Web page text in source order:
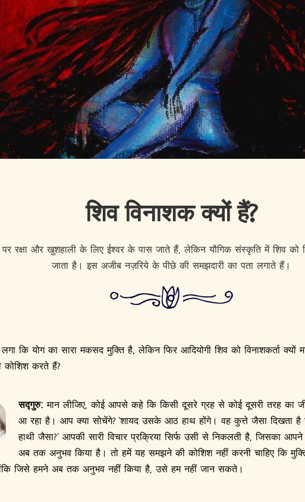
शिव विनाशक क्यों हैं?
रक्षा और खुशहाली के लिए ईश्वर के पास जाते हैं, लेकिन यौगिक संस्कृति में शिव को
जाता है। इस अजीब नज़रिये के पीछे की समझदारी का पता लगाते हैं।
कि योग का सारा मकसद मुक्ति है, लेकिन फिर आदियोगी शिव को विनाशकर्ता क्यों
कोशिश करते हैं?
सद्गुरु: मान लीजिए, कोई आपसे कहे कि किसी दूसरे ग्रह से कोई दूसरी तरह का
आ रहा है। आप क्या सोचेंगे? ‘शायद उसके आठ हाथ होंगे। वह कुत्ते जैसा दिखता है
हाथी जैसा?’ आपकी सारी विचार प्रक्रिया सिर्फ उसी से निकलती है, जिसका आपने
अब तक अनुभव किया है। तो हमें यह समझने की कोशिश नहीं करनी चाहिए कि
जिसे हमने अब तक अनुभव नहीं किया है, उसे हम नहीं जान सकते।